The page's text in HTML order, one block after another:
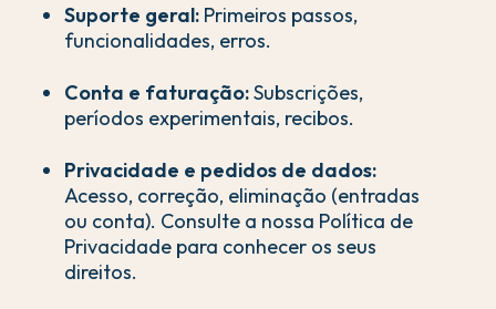
Suporte geral: Primeiros passos,
funcionalidades, erros.
Conta e faturação:Subscrições,
períodos experimentais, recibos.
Privacidade e pedidos de dados:
Acesso, correção, eliminação (entradas
ou conta). Consulte a nossa Política de
Privacidade para conhecer os seus
direitos.